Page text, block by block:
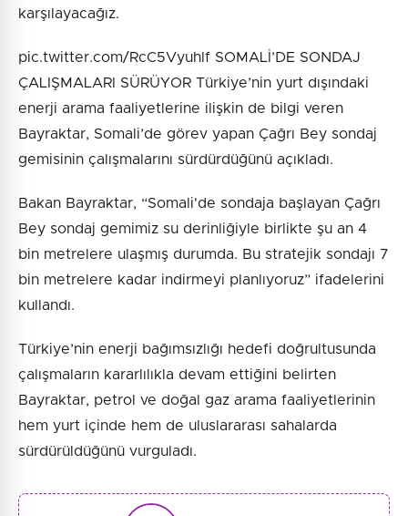
karşılayacağız.
pic.twitter.com/RcC5Vyuhlf SOMALİ’DE SONDAJ
ÇALIŞMALARI SÜRÜYOR Türkiye’nin yurt dışındaki
enerji arama faaliyetlerine ilişkin de bilgi veren
Bayraktar, Somali’de görev yapan Çağrı Bey sondaj
gemisinin çalışmalarını sürdürdüğünü açıkladı.
Bakan Bayraktar, “Somali'de sondaja başlayan Çağrı
Bey sondaj gemimiz su derinliğiyle birlikte şu an 4
bin metrelere ulaşmış durumda. Bu stratejik sondajı 7
bin metrelere kadar indirmeyi planlıyoruz” ifadelerini
kullandı.
Türkiye’nin enerji bağımsızlığı hedefi doğrultusunda
çalışmaların kararlılıkla devam ettiğini belirten
Bayraktar, petrol ve doğal gaz arama faaliyetlerinin
hem yurt içinde hem de uluslararası sahalarda
sürdürüldüğünü vurguladı.